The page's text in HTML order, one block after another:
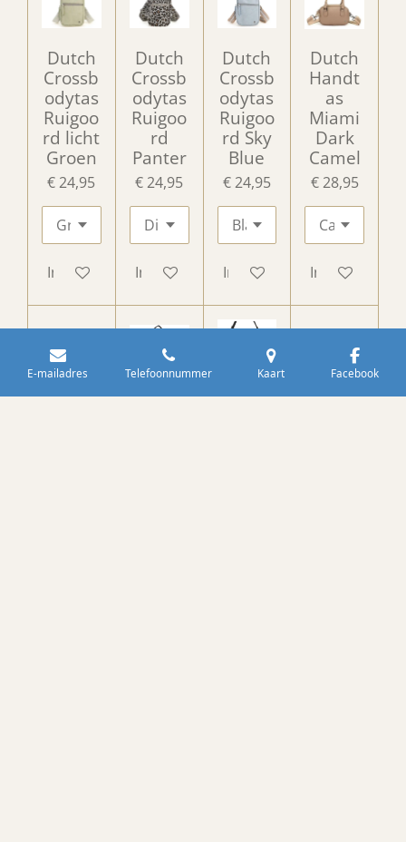
Dutch
Crossb
odytas
Ruigoo
rd licht
Groen
€ 24,95
In winkelwagen
Dutch
Crossb
odytas
Ruigoo
rd
Panter
€ 24,95
In winkelwagen
Dutch
Crossb
odytas
Ruigoo
rd Sky
Blue
€ 24,95
In winkelwagen
Dutch
Handt
as
Miami
Dark
Camel
€ 28,95
In
Dutch
Dutch
Dutch
Dutch
E-mailadres Telefoonnummer Kaart Facebook